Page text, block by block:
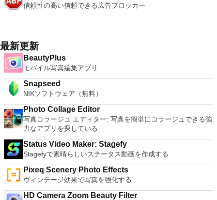
信頼性の高い信頼できる広告ブロッカー
最新更新
BeautyPlus
モバイル写真編集アプリ
Snapseed
NIKソフトウェア（無料）
Photo Collage Editor
写真コラージュ エディター: 写真を簡単にコラージュできる強
力なアプリを探している
Status Video Maker: Stagefy
Stagefyで素晴らしいステータス動画を作成する
Pixeq Scenery Photo Effects
ヴィンテージ効果で写真を強化する
HD Camera Zoom Beauty Filter